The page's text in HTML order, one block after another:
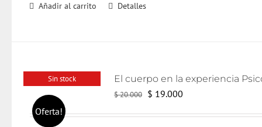
Añadir al carrito Detalles
Sin stock
Oferta!
$20.000 El
$ 19.000El